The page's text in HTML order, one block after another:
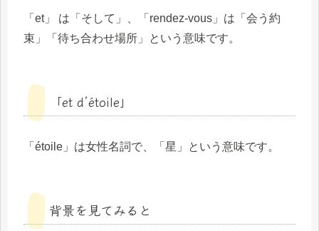
「et」 は「そして」、「rendez-vous」は「会う約
束」「待ち合わせ場所」という意味です。
「et d’étoile」
「étoile」は女性名詞で、「星」という意味です。
背景を見てみると